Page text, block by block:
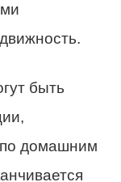
быть
домашним